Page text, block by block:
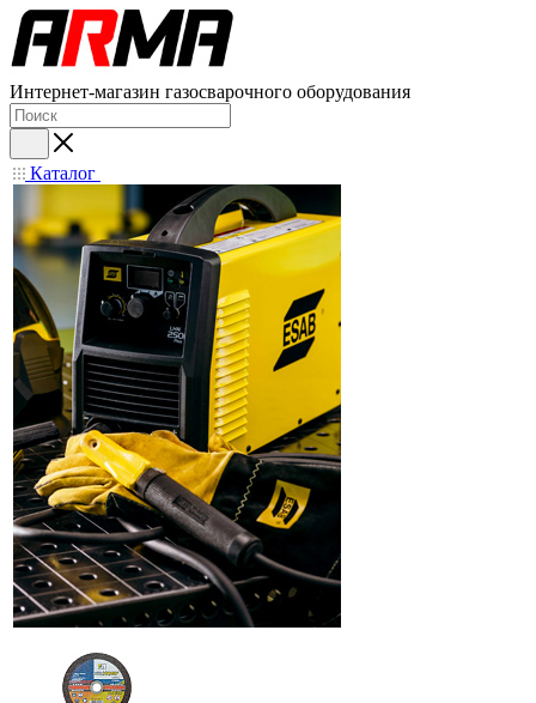
Интернет-магазин газосварочного оборудования
Каталог